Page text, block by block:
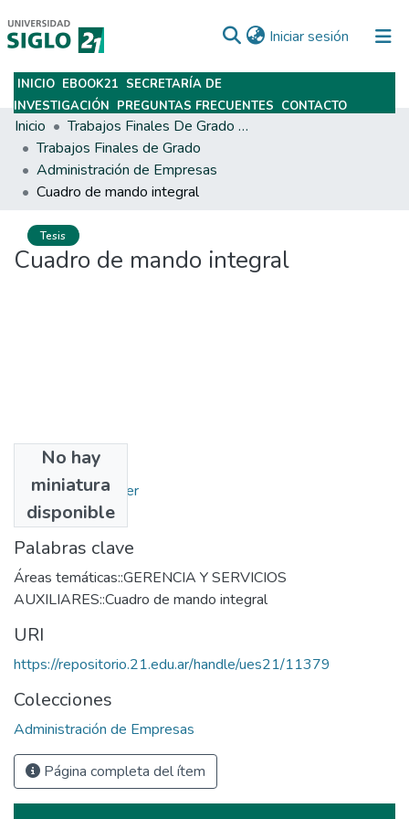
Iniciar sesión (current)
Subir
INICIO EBOOK21 SECRETARÍA DE
INVESTIGACIÓN PREGUNTAS FRECUENTES CONTACTO
Inicio
Trabajos Finales De Grado Y Posgrado
Trabajos Finales de Grado
Administración de Empresas
Cuadro de mando integral
Tesis
Cuadro de mando integral
No hay
miniatura
disponible
Autores
Longo, Carlos Javier
Palabras clave
Áreas temáticas::GERENCIA Y SERVICIOS
AUXILIARES::Cuadro de mando integral
URI
https://repositorio.21.edu.ar/handle/ues21/11379
Colecciones
Administración de Empresas
Página completa del ítem